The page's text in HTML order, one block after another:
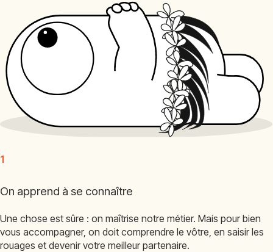
1
On apprend à se connaître
Une chose est sûre : on maîtrise notre métier. Mais pour bien
vous accompagner, on doit comprendre le vôtre, en saisir les
rouages et devenir votre meilleur partenaire.